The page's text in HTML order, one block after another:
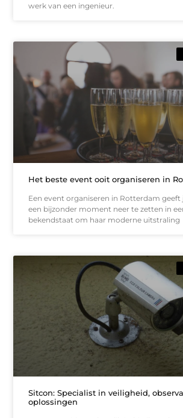
werk van een ingenieur.
Het beste event ooit organiseren in
Een event organiseren in Rotterdam
een bijzonder moment neer te zetten in
bekendstaat om haar moderne uitstraling
Sitcon: Specialist in veiligheid,
oplossingen